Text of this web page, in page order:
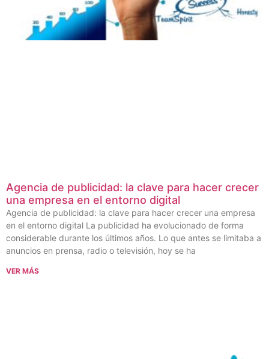
Agencia de publicidad: la clave para hacer crecer
una empresa en el entorno digital
Agencia de publicidad: la clave para hacer crecer una empresa
en el entorno digital La publicidad ha evolucionado de forma
considerable durante los últimos años. Lo que antes se limitaba a
anuncios en prensa, radio o televisión, hoy se ha
VER MÁS